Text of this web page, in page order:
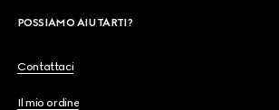
POSSIAMO AIUTARTI?
Contattaci
Il mio ordine